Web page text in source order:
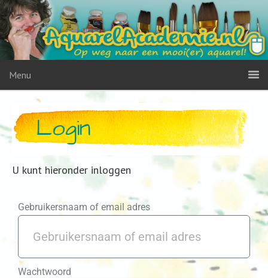
Menu
Login
U kunt hieronder inloggen
Gebruikersnaam of email adres
Wachtwoord